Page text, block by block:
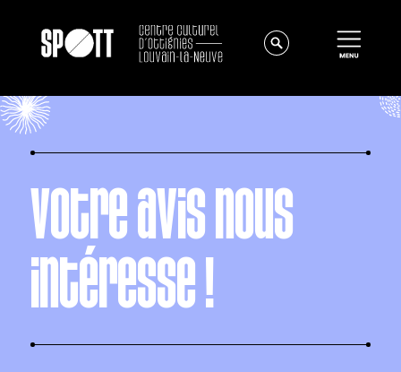
Actualités
À propos
Votre avis nous
intéresse !